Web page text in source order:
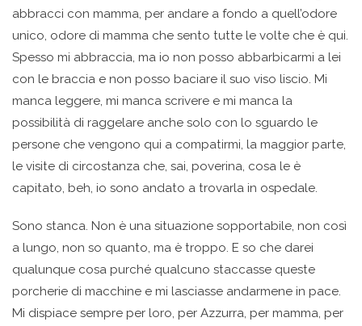
abbracci con mamma, per andare a fondo a quell’odore
unico, odore di mamma che sento tutte le volte che è qui.
Spesso mi abbraccia, ma io non posso abbarbicarmi a lei
con le braccia e non posso baciare il suo viso liscio. Mi
manca leggere, mi manca scrivere e mi manca la
possibilità di raggelare anche solo con lo sguardo le
persone che vengono qui a compatirmi, la maggior parte,
le visite di circostanza che, sai, poverina, cosa le è
capitato, beh, io sono andato a trovarla in ospedale.
Sono stanca. Non è una situazione sopportabile, non così
a lungo, non so quanto, ma è troppo. E so che darei
qualunque cosa purché qualcuno staccasse queste
porcherie di macchine e mi lasciasse andarmene in pace.
Mi dispiace sempre per loro, per Azzurra, per mamma, per